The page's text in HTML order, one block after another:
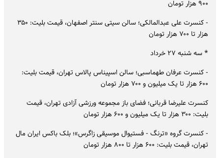
۹۰۰ هزار تومان
- کنسرت علی عبدالمالکی؛ سالن سیتی سنتر اصفهان، قیمت بلیت: ۳۵۰
هزار تا ۷۰۰ هزار تومان
* سه شنبه ۲۷ خرداد
- کنسرت عرفان طهماسبی؛ سالن اسپیناس پالاس تهران، قیمت بلیت:
۶۰۰ هزار تا یک میلیون و ۷۰۰ هزار تومان
کنسرت علیرضا قربانی؛ فضای باز مجموعه ورزشی آزادی تهران، قیمت
بلیت: ۳۰۰ هزار تا یک میلیون و ۶۰۰ هزار تومان
- کنسرت گروه «ترنگ - فستیوال موسیقی زاگرس»؛ بلک باکس ایران مال
تهران، قیمت بلیت: ۶۰۰ هزار تا ۸۰۰ هزار تومان